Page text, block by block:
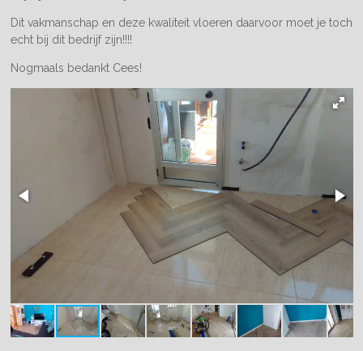
Dit vakmanschap en deze kwaliteit vloeren daarvoor moet je toch
echt bij dit bedrijf zijn!!!!
Nogmaals bedankt Cees!